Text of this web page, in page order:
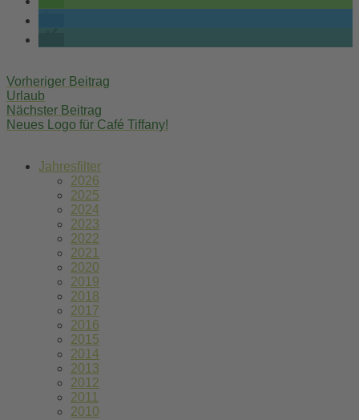
navigation
Vorheriger Beitrag
Urlaub
Nächster Beitrag
Neues Logo für Café Tiffany!
Jahresfilter
2026
2025
2024
2023
2022
2021
2020
2019
2018
2017
2016
2015
2014
2013
2012
2011
2010